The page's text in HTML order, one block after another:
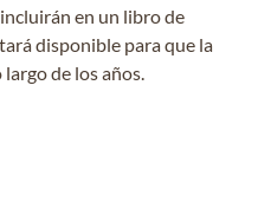
en un libro de
disponible para que la
de los años.